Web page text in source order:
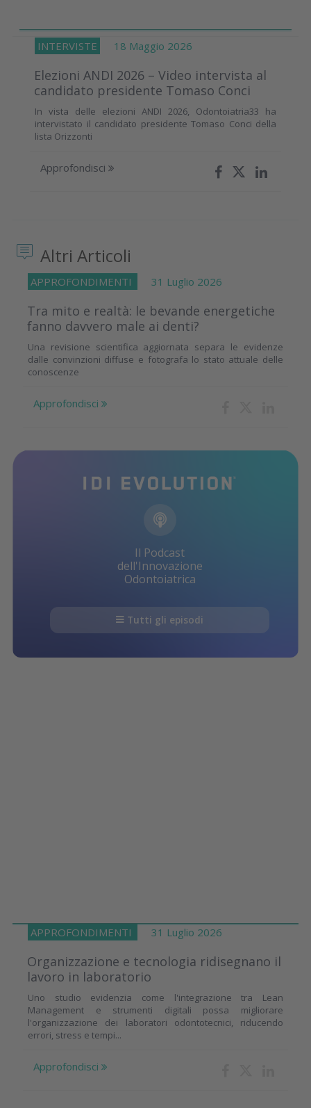
INTERVISTE 18 Maggio 2026
Elezioni ANDI 2026 – Video intervista al
candidato presidente Tomaso Conci
In vista delle elezioni ANDI 2026, Odontoiatria33 ha
intervistato il candidato presidente Tomaso Conci della
lista Orizzonti
Approfondisci
Altri Articoli
APPROFONDIMENTI 31 Luglio 2026
Tra mito e realtà: le bevande energetiche
fanno davvero male ai denti?
Una revisione scientifica aggiornata separa le evidenze
dalle convinzioni diffuse e fotografa lo stato attuale delle
conoscenze
Approfondisci
Il Podcast
dell'Innovazione
Odontoiatrica
Tutti gli episodi
APPROFONDIMENTI 31 Luglio 2026
Organizzazione e tecnologia ridisegnano il
lavoro in laboratorio
Uno studio evidenzia come l'integrazione tra Lean
Management e strumenti digitali possa migliorare
l'organizzazione dei laboratori odontotecnici, riducendo
errori, stress e tempi...
Approfondisci